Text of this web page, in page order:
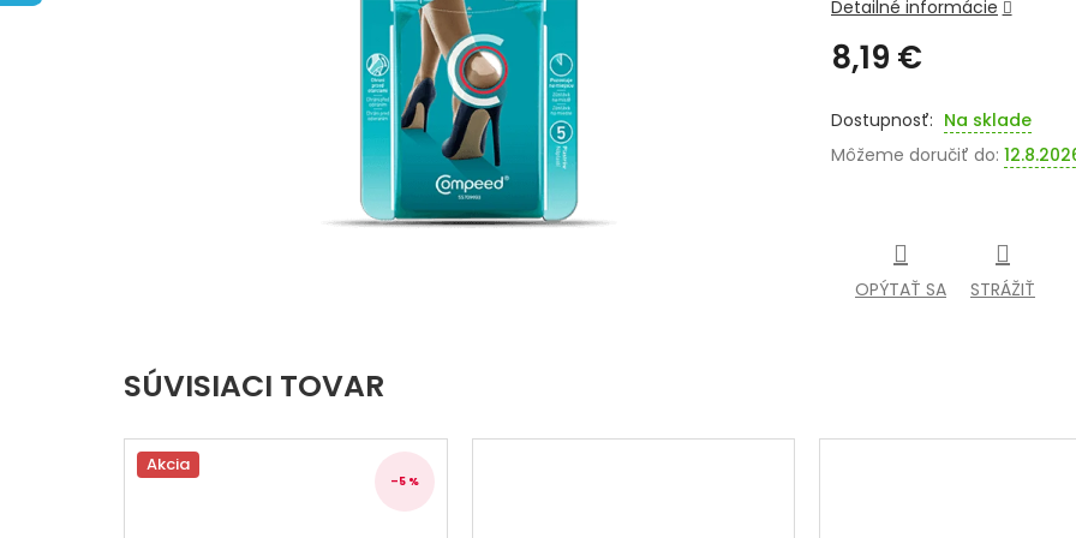
8,19 €
cena:
Na sklade
Môžeme doručiť do:
Detailné informácie
OPÝTAŤ SA STRÁŽIŤ
SÚVISIACI TOVAR
Akcia
–5 %